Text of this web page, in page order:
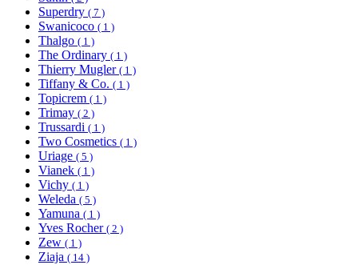
Superdry ( 7 )
Swanicoco ( 1 )
Thalgo ( 1 )
The Ordinary ( 1 )
Thierry Mugler ( 1 )
Tiffany & Co. ( 1 )
Topicrem ( 1 )
Trimay ( 2 )
Trussardi ( 1 )
Two Cosmetics ( 1 )
Uriage ( 5 )
Vianek ( 1 )
Vichy ( 1 )
Weleda ( 5 )
Yamuna ( 1 )
Yves Rocher ( 2 )
Zew ( 1 )
Ziaja ( 14 )